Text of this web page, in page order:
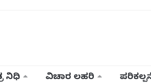
ನಿಧಿ ವಿಚಾರ ಲಹರಿ